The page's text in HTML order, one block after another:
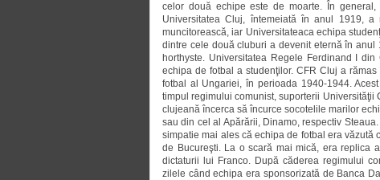
celor două echipe este de moarte. În
Universitatea Cluj, întemeiată în anul 1919,
muncitorească, iar Universitateaca echipa
dintre cele două cluburi a devenit eternă în
horthyste. Universitatea Regele Ferdinand I
echipa de fotbal a studenţilor. CFR Cluj a
fotbal al Ungariei, în perioada 1940-1944.
timpul regimului comunist, suporterii
clujeană încerca să încurce socotelile marilor
sau din cel al Apărării, Dinamo, respectiv
simpatie mai ales că echipa de fotbal era
de Bucureşti. La o scară mai mică, era replica
dictaturii lui Franco. După căderea regimului
zilele când echipa era sponsorizată de Banca